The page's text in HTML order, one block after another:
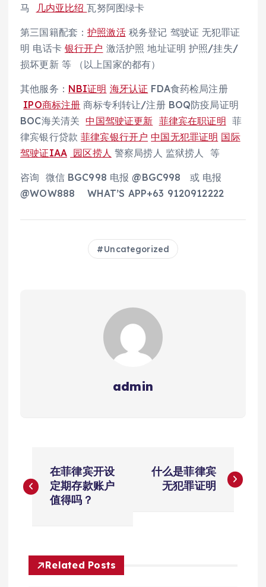
马
几内亚比绍瓦努阿图绿卡
第三国籍配套：护照激活税务登记 驾驶证 无犯罪证
明 电话卡 银行开户 激活护照 地址证明 护照/挂失/
损坏更新 等 （以上国家的都有）
其他服务： NBI证明 海牙认证 FDA食药检局注册
IPO商标注册 商标专利转让/注册 BOQ防疫局证明
BOC海关清关中国驾驶证更新 菲律宾在职证明 菲
律宾银行贷款菲律宾银行开户 中国无犯罪证明 国际
驾驶证IAA 园区捞人 警察局捞人 监狱捞人 等
咨询 微信 BGC998 电报 @BGC998 或 电报
@WOW888 WHAT’S APP+63 9120912222
Uncategorized
admin
章
航
在菲律宾开设
定期存款账户
值得吗？
什么是菲律宾
无犯罪证明
Related Posts